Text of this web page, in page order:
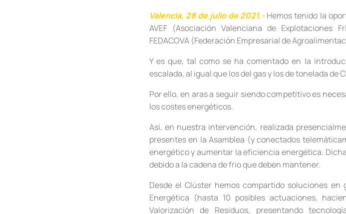
Valencia, 28 de julio de 2021.- Hemos tenido la
AVEF (Asociación Valenciana de Explotaciones
FEDACOVA (Federación Empresarial de
Y es que, tal como se ha comentado en la
escalada, al igual que los del gas y los de tonelada de
Por ello, en aras a seguir siendo competitivo es
los costes energéticos.
Así, en nuestra intervención, realizada
presentes en la Asamblea (y conectados
energético y aumentar la eficiencia energética.
debido a la cadena de frio que deben mantener.
Desde el Clúster hemos compartido soluciones
Energética (hasta 10 posibles actuaciones,
Valorización de Residuos, presentando